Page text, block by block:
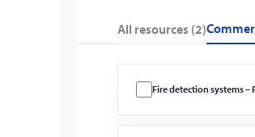
All resources (2)
Fire detection systems –